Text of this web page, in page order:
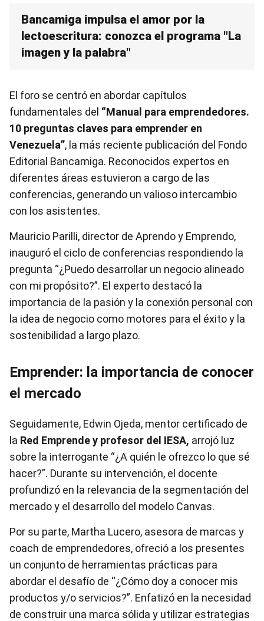
Bancamiga impulsa el amor por la
lectoescritura: conozca el programa "La
imagen y la palabra"
El foro se centró en abordar capítulos
fundamentales del “Manual para emprendedores.
10 preguntas claves para emprender en
Venezuela”, la más reciente publicación del Fondo
Editorial Bancamiga. Reconocidos expertos en
diferentes áreas estuvieron a cargo de las
conferencias, generando un valioso intercambio
con los asistentes.
Mauricio Parilli, director de Aprendo y Emprendo,
inauguró el ciclo de conferencias respondiendo la
pregunta “¿Puedo desarrollar un negocio alineado
con mi propósito?”. El experto destacó la
importancia de la pasión y la conexión personal con
la idea de negocio como motores para el éxito y la
sostenibilidad a largo plazo.
Emprender: la importancia de conocer
el mercado
Seguidamente, Edwin Ojeda, mentor certificado de
la Red Emprende y profesor del IESA, arrojó luz
sobre la interrogante “¿A quién le ofrezco lo que sé
hacer?”. Durante su intervención, el docente
profundizó en la relevancia de la segmentación del
mercado y el desarrollo del modelo Canvas.
Por su parte, Martha Lucero, asesora de marcas y
coach de emprendedores, ofreció a los presentes
un conjunto de herramientas prácticas para
abordar el desafío de “¿Cómo doy a conocer mis
productos y/o servicios?”. Enfatizó en la necesidad
de construir una marca sólida y utilizar estrategias